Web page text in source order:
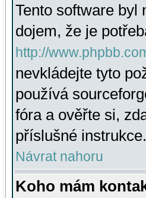
Tento software byl
dojem, že je
http://
nevkládejte tyto
používá
fóra a ověřte si,
příslušné instrukce.
Návrat nahoru
Koho mám